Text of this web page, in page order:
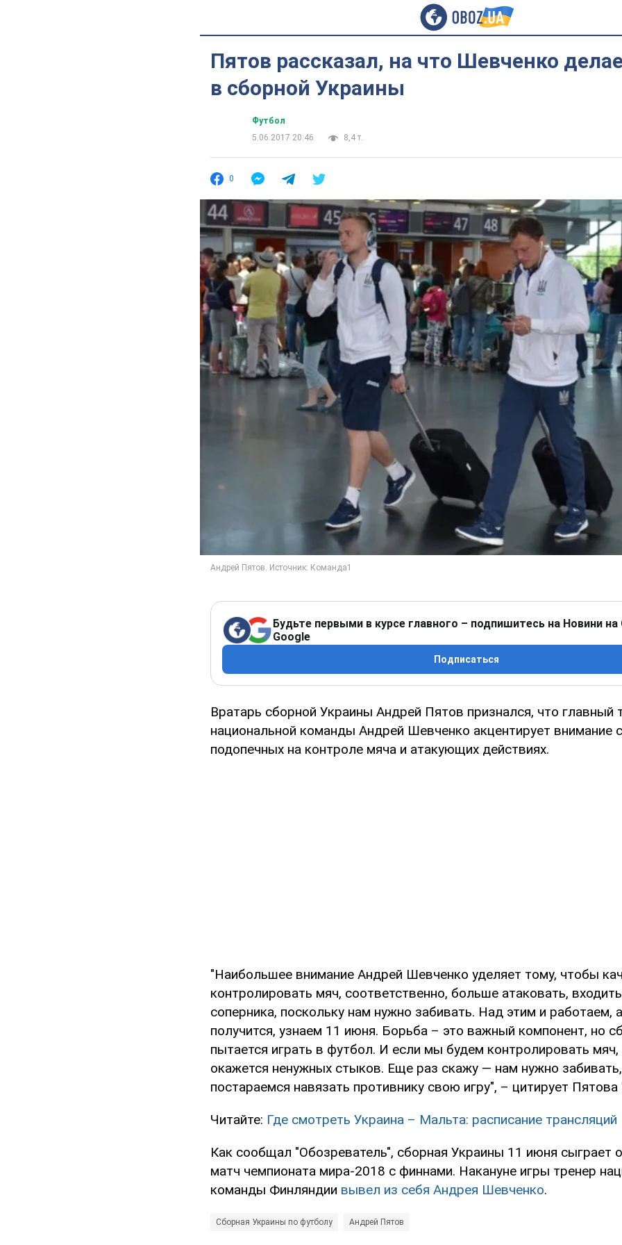
Пятов рассказал, на что Шевченко
в сборной Украины
Футбол
5.06.2017 20:46
8,4 т.
0
Будьте первыми в курсе главного – подпишитесь на Новини на
Google
Подписаться
Вратарь сборной Украины Андрей Пятов признался, что главный
национальной команды Андрей Шевченко акцентирует внимание
подопечных на контроле мяча и атакующих действиях.
"Наибольшее внимание Андрей Шевченко уделяет тому, чтобы
контролировать мяч, соответственно, больше атаковать,
соперника, поскольку нам нужно забивать. Над этим и работаем,
получится, узнаем 11 июня. Борьба – это важный компонент, но
пытается играть в футбол. И если мы будем контролировать
окажется ненужных стыков. Еще раз скажу — нам нужно
постараемся навязать противнику свою игру", – цитирует Пятова
Читайте: Где смотреть Украина – Мальта: расписание трансляций
Как сообщал "Обозреватель", сборная Украины 11 июня сыграет
матч чемпионата мира-2018 с финнами. Накануне игры тренер
команды Финляндии вывел из себя Андрея Шевченко.
Сборная Украины по футболу Андрей Пятов